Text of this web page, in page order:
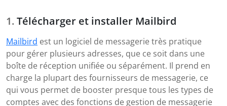
Télécharger et installer Mailbird
Mailbird est un logiciel de messagerie très pratique
pour gérer plusieurs adresses, que ce soit dans une
boîte de réception unifiée ou séparément. Il prend en
charge la plupart des fournisseurs de messagerie, ce
qui vous permet de booster presque tous les types de
comptes avec des fonctions de gestion de messagerie